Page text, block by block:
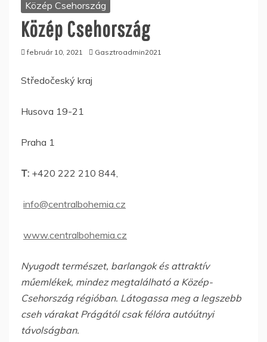
Közép Csehország
Közép Csehország
február 10, 2021 Gasztroadmin2021
Středočeský kraj
Husova 19-21
Praha 1
T: +420 222 210 844,
info@centralbohemia.cz
www.centralbohemia.cz
Nyugodt természet, barlangok és attraktív
műemlékek, mindez megtalálható a Közép-
Csehország régióban. Látogassa meg a legszebb
cseh várakat Prágától csak félóra autóútnyi
távolságban.